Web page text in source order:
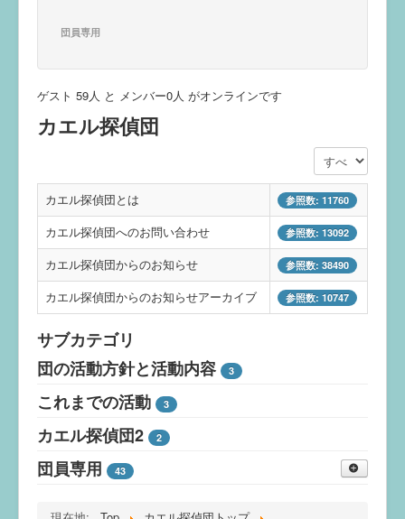
団員専用
ゲスト 59人 と メンバー0人 がオンラインです
カエル探偵団
表示数
カエル探偵団とは 参照数: 11760
カエル探偵団へのお問い合わせ 参照数: 13092
カエル探偵団からのお知らせ 参照数: 38490
カエル探偵団からのお知らせアーカイブ 参照数: 10747
サブカテゴリ
団の活動方針と活動内容
3
これまでの活動 3
カエル探偵団2 2
団員専用 43